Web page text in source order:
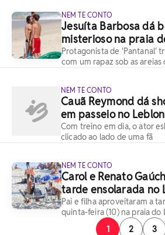
NEM TE CONTO
Jesuíta Barbosa dá
misterioso na praia
Protagonista de 'Pantanal'
com um rapaz sob as
NEM TE CONTO
Cauã Reymond dá
em passeio no Leblon
Com treino em dia, o ator
clicado ao lado de uma fã
NEM TE CONTO
Carol e Renato
tarde ensolarada no
Pai e filha aproveitaram a
quinta-feira (10) na praia do
1
2 3